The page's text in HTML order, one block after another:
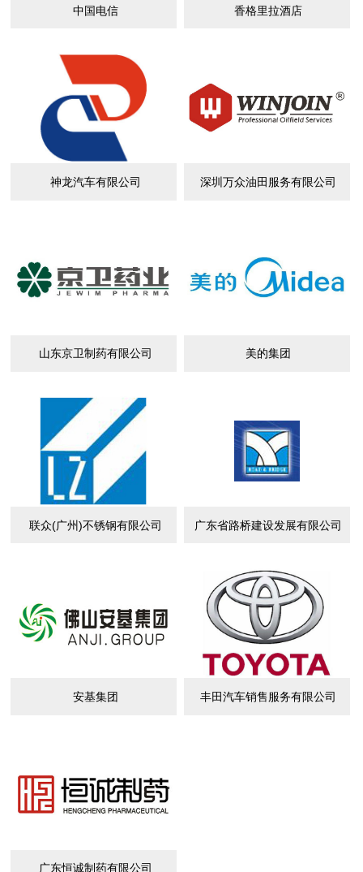
中国电信 香格里拉酒店
神龙汽车有限公司 深圳万众油田服务有限公司
山东京卫制药有限公司 美的集团
联众(广州)不锈钢有限公司 广东省路桥建设发展有限公司
安基集团 丰田汽车销售服务有限公司
广东恒诚制药有限公司